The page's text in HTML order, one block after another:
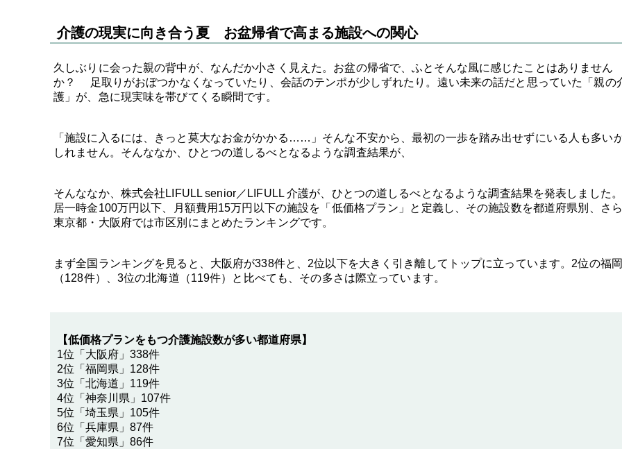
介護の現実に向き合う夏 お盆帰省で高まる施設への関心
久しぶりに会った親の背中が、なんだか小さく見えた。お盆の帰省で、ふとそんな風に感じたことはありません
か？ 足取りがおぼつかなくなっていたり、会話のテンポが少しずれたり。遠い未来の話だと思っていた「親の
護」が、急に現実味を帯びてくる瞬間です。
「施設に入るには、きっと莫大なお金がかかる……」そんな不安から、最初の一歩を踏み出せずにいる人も多い
しれません。そんななか、ひとつの道しるべとなるような調査結果が、
そんななか、株式会社LIFULL senior／LIFULL 介護が、ひとつの道しるべとなるような調査結果を発表しました
居一時金100万円以下、月額費用15万円以下の施設を「低価格プラン」と定義し、その施設数を都道府県別、さ
東京都・大阪府では市区別にまとめたランキングです。
まず全国ランキングを見ると、大阪府が338件と、2位以下を大きく引き離してトップに立っています。2位の福
（128件）、3位の北海道（119件）と比べても、その多さは際立っています。
【低価格プランをもつ介護施設数が多い都道府県】
1位「大阪府」338件
2位「福岡県」128件
3位「北海道」119件
4位「神奈川県」107件
5位「埼玉県」105件
6位「兵庫県」87件
7位「愛知県」86件